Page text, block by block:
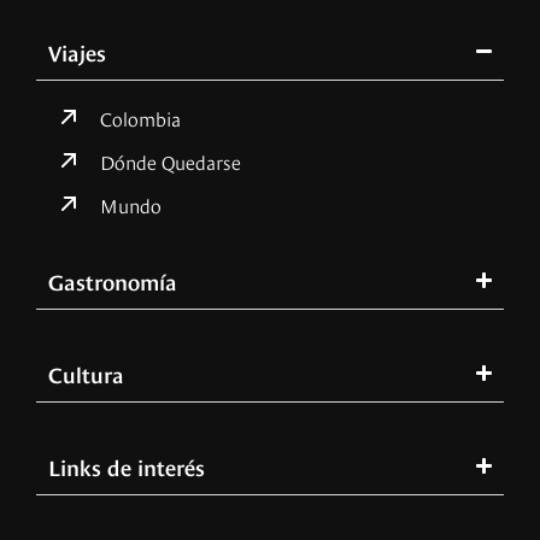
Viajes
Colombia
Dónde Quedarse
Mundo
Gastronomía
Cultura
Links de interés